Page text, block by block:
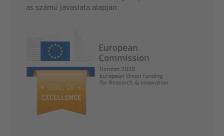
as számú javaslata alapján.